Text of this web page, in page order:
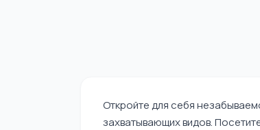
Откройте для себя
захватывающих видов.